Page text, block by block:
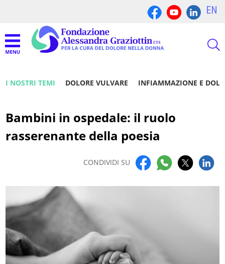
EN
I NOSTRI TEMI DOLORE VULVARE INFIAMMAZIONE E
Bambini in ospedale: il ruolo
rasserenante della poesia
CONDIVIDI SU